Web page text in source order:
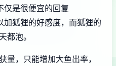
是很便宜的回复
狐狸的好感度，而狐狸的
都泡。
量，只能增加大鱼出率，